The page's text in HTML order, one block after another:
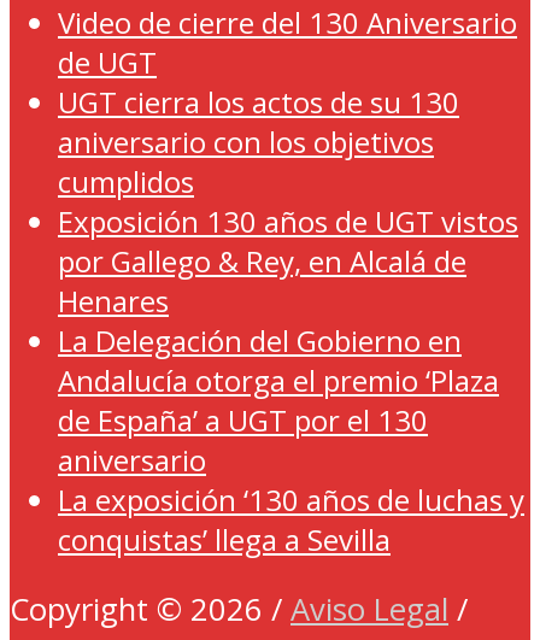
Video de cierre del 130 Aniversario
de UGT
UGT cierra los actos de su 130
aniversario con los objetivos
cumplidos
Exposición 130 años de UGT vistos
por Gallego & Rey, en Alcalá de
Henares
La Delegación del Gobierno en
Andalucía otorga el premio ‘Plaza
de España’ a UGT por el 130
aniversario
La exposición ‘130 años de luchas y
conquistas’ llega a Sevilla
Copyright © 2026 / Aviso Legal /